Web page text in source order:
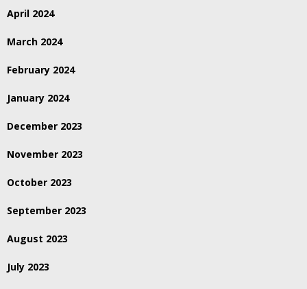
April 2024
March 2024
February 2024
January 2024
December 2023
November 2023
October 2023
September 2023
August 2023
July 2023